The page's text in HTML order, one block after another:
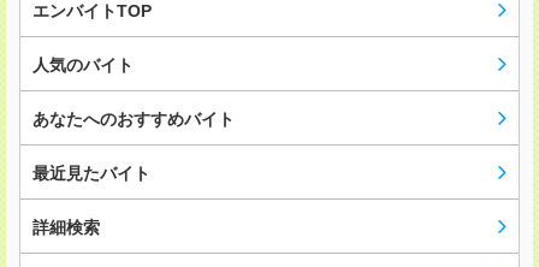
エンバイトTOP
人気のバイト
あなたへのおすすめバイト
最近見たバイト
詳細検索